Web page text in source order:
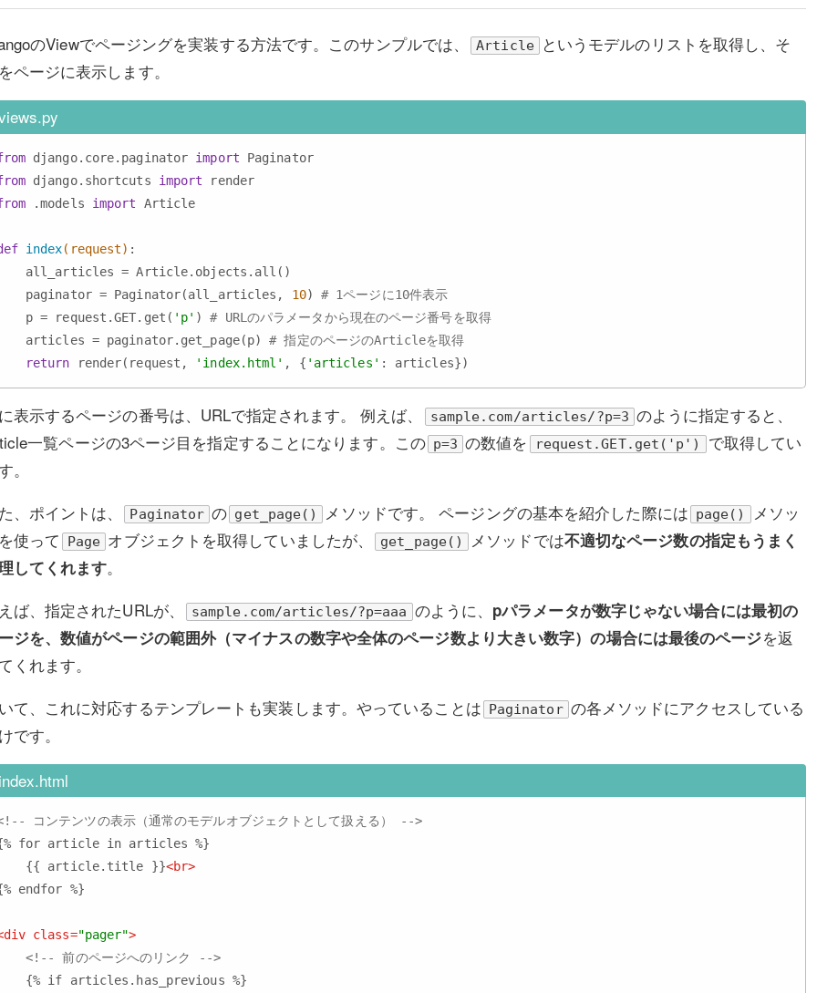
のViewでページングを実装する方法です。このサンプルでは、 Article
というモデルのリストを取得し、そ
ページに表示します。
django.core.paginator import
Paginator
django.shortcuts import
.models import Article
index(request) :
all_articles = Article.objects.all()
paginator = Paginator(all_articles,
10) # 1ページに10件表示
p = request.GET.get(
'p' ) # URLのパラメータから現在のページ番号を取得
articles = paginator.get_page(p)
# 指定のページのArticleを取得
return render(request, 'index.html' , { 'articles'
表示するページの番号は、URLで指定されます。 例えば、 sample.com/articles/?p=3 のように指定すると、
一覧ページの3ページ目を指定することになります。この p=3 の数値を request.GET.get('p')
で取得してい
。
、ポイントは、
Paginator の get_page() メソッドです。 ページングの基本を紹介した際には page()
メソッ
使って
Page オブジェクトを取得していましたが、 get_page() メソッドでは不適切なページ数の指定もうまく
してくれます。
ば、指定されたURLが、
sample.com/articles/?p=aaa のように、 pパラメータが数字じゃない場合には最初の
ジを、数値がページの範囲外（マイナスの数字や全体のページ数より大きい数字）の場合には最後のページを返
くれます。
て、これに対応するテンプレートも実装します。やっていることは Paginator の各メソッドにアクセスしている
です。
index.html
コンテンツの表示（通常のモデルオブジェクトとして扱える） -->
for article in articles %}
{{ article.title }}
<br>
endfor %}
div class="pager">
<!-- 前のページへのリンク -->
{% if articles.has_previous %}